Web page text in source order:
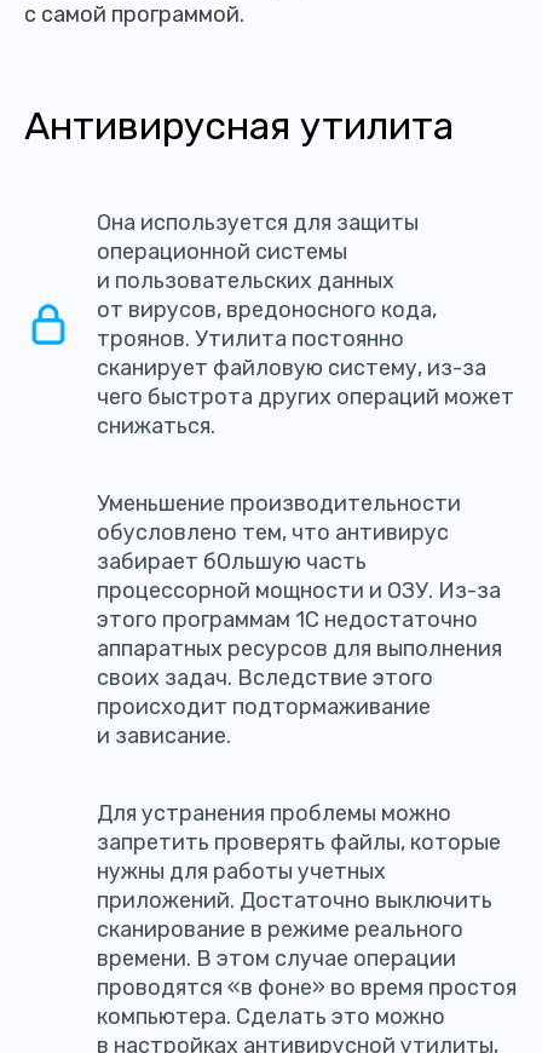
с самой программой.
Антивирусная утилита
Она используется для защиты
операционной системы
и пользовательских данных
от вирусов, вредоносного кода,
троянов. Утилита постоянно
сканирует файловую систему, из-за
чего быстрота других операций может
снижаться.
Уменьшение производительности
обусловлено тем, что антивирус
забирает бОльшую часть
процессорной мощности и ОЗУ. Из-за
этого программам 1С недостаточно
аппаратных ресурсов для выполнения
своих задач. Вследствие этого
происходит подтормаживание
и зависание.
Для устранения проблемы можно
запретить проверять файлы, которые
нужны для работы учетных
приложений. Достаточно выключить
сканирование в режиме реального
времени. В этом случае операции
проводятся «в фоне» во время простоя
компьютера. Сделать это можно
в настройках антивирусной утилиты,